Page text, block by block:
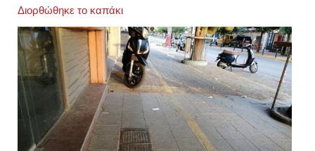
Διορθώθηκε το καπάκι